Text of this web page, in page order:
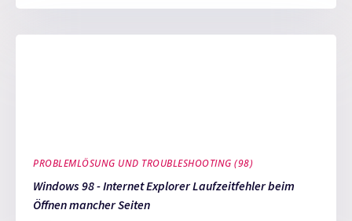
PROBLEMLÖSUNG UND TROUBLESHOOTING (98)
Windows 98 - Internet Explorer Laufzeitfehler beim
Öffnen mancher Seiten